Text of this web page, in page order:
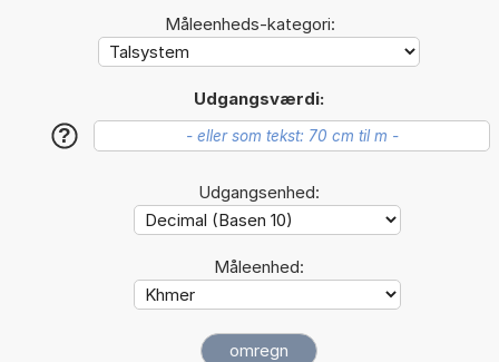
Måleenheds-kategori:
Udgangsværdi:
?
Udgangsenhed:
Måleenhed: